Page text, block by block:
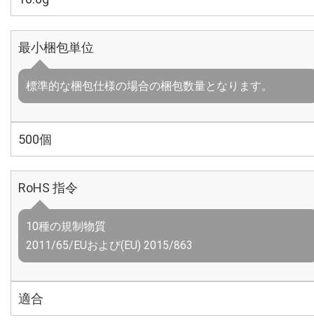
最小梱包単位
標準的な梱包仕様の場合の梱包数量となります。
500個
RoHS 指令
10種の規制物質
2011/65/EUおよび(EU) 2015/863
適合